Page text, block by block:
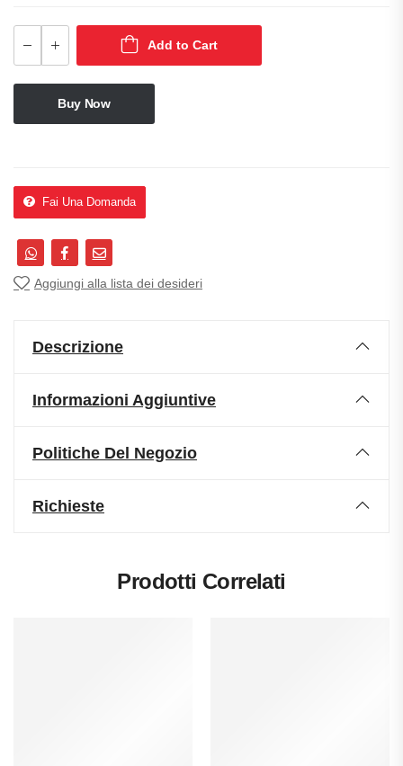
Add to Cart
Buy Now
Fai Una Domanda
Aggiungi alla lista dei desideri
Descrizione
Informazioni Aggiuntive
Politiche Del Negozio
Richieste
Prodotti Correlati